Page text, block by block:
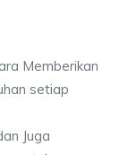
Memberikan
setiap
Juga